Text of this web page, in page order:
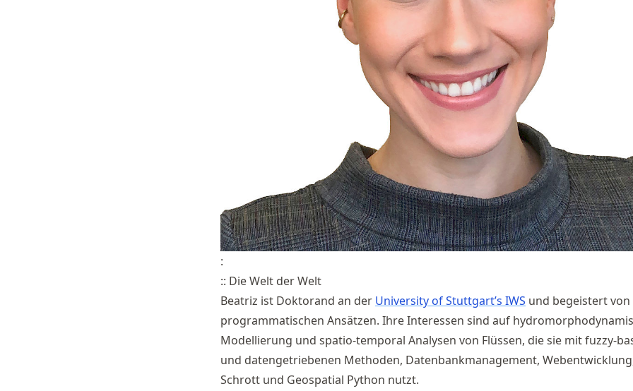
:
:: Die Welt der Welt
Beatriz ist Doktorand an der University of Stuttgart’s IWS und begeistert von
programmatischen Ansätzen. Ihre Interessen sind auf
Modellierung und spatio-temporal Analysen von Flüssen, die sie mit fuzzy-
und datengetriebenen Methoden, Datenbankmanagement,
Schrott und Geospatial Python nutzt.